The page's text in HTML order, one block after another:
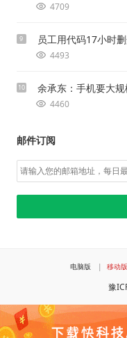
4709
9 员工用代码17小时
4493
10 余承东：手机要大
4460
邮件订阅
电脑版 | 移动版
豫